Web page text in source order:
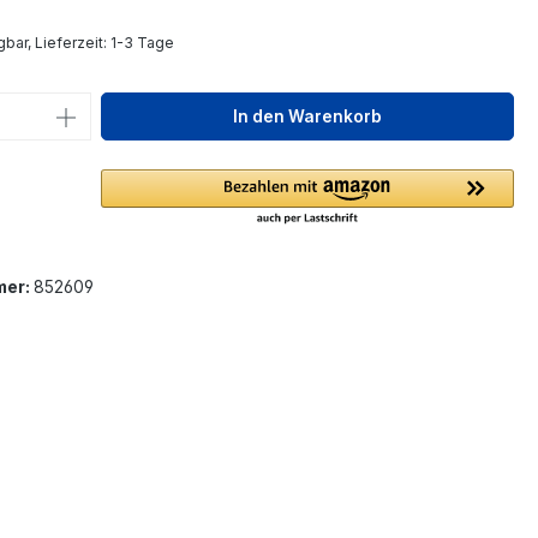
Lieferzeit: 1-3 Tage
Anzahl: Gib den gewünschten Wert
In den Warenkorb
852609